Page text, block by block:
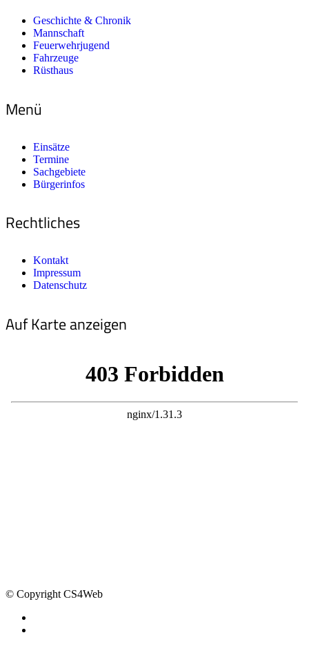
Geschichte & Chronik
Mannschaft
Feuerwehrjugend
Fahrzeuge
Rüsthaus
Menü
Einsätze
Termine
Sachgebiete
Bürgerinfos
Rechtliches
Kontakt
Impressum
Datenschutz
Auf Karte anzeigen
© Copyright CS4Web